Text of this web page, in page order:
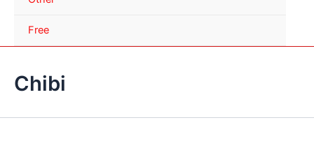
Free
Chibi